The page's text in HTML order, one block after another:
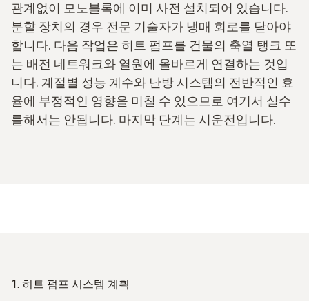
관계없이 모노블록에 이미 사전 설치되어 있습니다.
분할 장치의 경우 전문 기술자가 냉매 회로를 닫아야
합니다. 다음 작업은 히트 펌프를 건물의 축열 탱크 또
는 배전 네트워크와 열원에 올바르게 연결하는 것입
니다. 계절별 성능 계수와 난방 시스템의 전반적인 효
율에 부정적인 영향을 미칠 수 있으므로 여기서 실수
를해서는 안됩니다. 마지막 단계는 시운전입니다.
1. 히트 펌프 시스템 계획